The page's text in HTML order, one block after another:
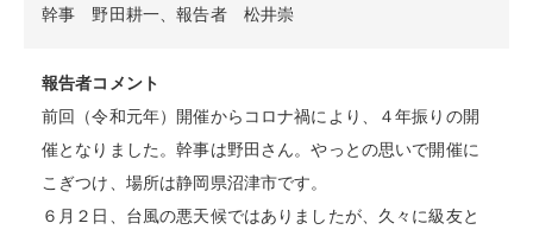
幹事 野田耕一、報告者 松井崇
報告者コメント
前回（令和元年）開催からコロナ禍により、４年振りの開
催となりました。幹事は野田さん。やっとの思いで開催に
こぎつけ、場所は静岡県沼津市です。
６月２日、台風の悪天候ではありましたが、久々に級友と